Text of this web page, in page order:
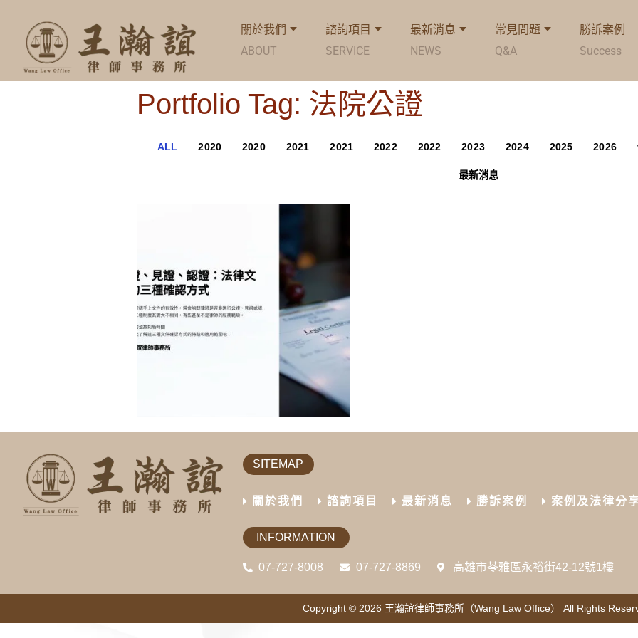
關於我們
ABOUT
諮詢項目
SERVICE
最新消息
NEWS
常見問題
Q&A
勝訴案例
Success
Portfolio Tag: 法院公證
ALL 2020 2020 2021 2021 2022 2022 2023 2024 2025 2026
最新消息
SITEMAP
關於我們 諮詢項目 最新消息 勝訴案例 案例及法律分
INFORMATION
07-727-8008 07-727-8869 高雄市苓雅區永裕街42-12號1樓
Copyright © 2026 王瀚誼律師事務所（Wang Law Office） All Rights